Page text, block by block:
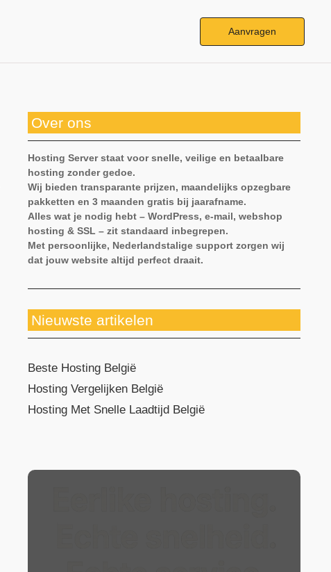
Aanvragen
Over ons
Hosting Server staat voor snelle, veilige en betaalbare
hosting zonder gedoe.
Wij bieden transparante prijzen, maandelijks opzegbare
pakketten en 3 maanden gratis bij jaarafname.
Alles wat je nodig hebt – WordPress, e-mail, webshop
hosting & SSL – zit standaard inbegrepen.
Met persoonlijke, Nederlandstalige support zorgen wij
dat jouw website altijd perfect draait.
Nieuwste artikelen
Beste Hosting België
Hosting Vergelijken België
Hosting Met Snelle Laadtijd België